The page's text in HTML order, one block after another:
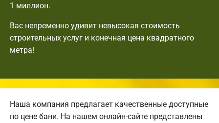
1 миллион.
Вас непременно удивит невысокая стоимость
строительных услуг и конечная цена квадратного
метра!
Наша компания предлагает качественные доступные
по цене бани. На нашем онлайн-сайте представлены